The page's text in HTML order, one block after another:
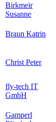
Birkmeir
Susanne
Braun Katrin
Christ Peter
fly-tech IT
GmbH
Gamperl